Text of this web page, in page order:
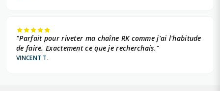
"Parfait pour riveter ma chaîne RK comme j'ai l'habitude
de faire. Exactement ce que je recherchais."
VINCENT T.